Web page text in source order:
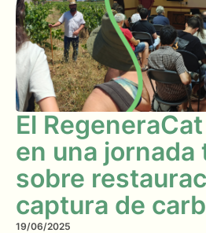
El
en una jornada
sobre
captura de
19/06/2025